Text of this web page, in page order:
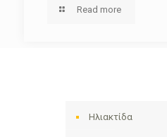
Read more
Ηλιακτίδα